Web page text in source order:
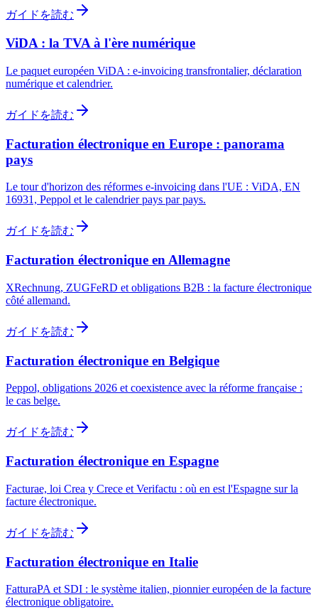
ガイドを読む
ViDA : la TVA à l'ère numérique
Le paquet européen ViDA : e-invoicing transfrontalier, déclaration
numérique et calendrier.
ガイドを読む
Facturation électronique en Europe : panorama
pays
Le tour d'horizon des réformes e-invoicing dans l'UE : ViDA, EN
16931, Peppol et le calendrier pays par pays.
ガイドを読む
Facturation électronique en Allemagne
XRechnung, ZUGFeRD et obligations B2B : la facture électronique
côté allemand.
ガイドを読む
Facturation électronique en Belgique
Peppol, obligations 2026 et coexistence avec la réforme française :
le cas belge.
ガイドを読む
Facturation électronique en Espagne
Facturae, loi Crea y Crece et Verifactu : où en est l'Espagne sur la
facture électronique.
ガイドを読む
Facturation électronique en Italie
FatturaPA et SDI : le système italien, pionnier européen de la facture
électronique obligatoire.